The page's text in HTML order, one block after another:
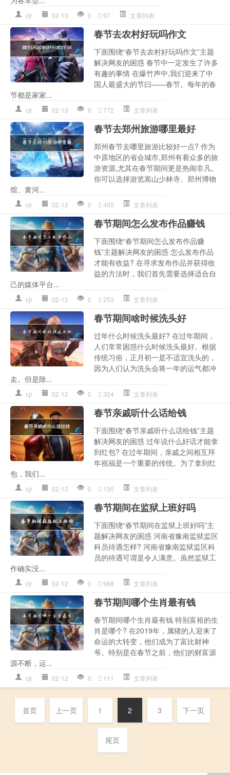
cjr 02-13 0 97 文章列表
春节去农村好玩吗作文
下面围绕“春节去农村好玩吗作文”主题
解决网友的困惑 春节中一定发生了许多
有趣的事情 在爆竹声中,我们迎来了中
国人最盛大的节曰——春节。每年的春
节都是家家...
cjr 02-13 0 772 文章列表
春节去郑州旅游哪里最好
郑州春节去哪里旅游比较好一点? 作为
中原地区的省会城市,郑州有着众多的旅
游资源,尤其在春节期间更是热闹非凡。
你可以选择游览嵩山少林寺、郑州博物
馆、黄河...
cjr 02-12 0 455 文章列表
春节期间怎么发布作品赚钱
下面围绕“春节期间怎么发布作品赚
钱”主题解决网友的困惑 怎么发布作品
才能有收益? 在寻求发布作品并获得收
益的方法时，我们首先需要选择适合自
己的媒体平台...
cjr 02-12 0 253 文章列表
春节期间啥时候洗头好
过年什么时候洗头最好? 在过年期间，
人们常常困惑什么时候洗头最好。根据
传统习俗，正月初一是不适宜洗头的，
因为人们认为洗头会将一年的运气都冲
走。但是除...
cjr 02-12 0 324 文章列表
春节亲戚听什么话给钱
下面围绕“春节亲戚听什么话给钱”主题
解决网友的困惑 过年说什么好话才能拿
到红包? 在过年期间，亲戚之间相互拜
年祝福是一个重要的传统。为了拿到红
包，我们...
cjr 02-12 0 130 文章列表
春节期间在监狱上班好吗
下面围绕“春节期间在监狱上班好吗”主
题解决网友的困惑 河南省豫南监狱监区
科员待遇怎样? 河南省豫南监狱监区科
员的待遇可谓是令人满意。虽然监狱工
作确实没...
cjr 02-12 0 968 文章列表
春节期间哪个生肖最有钱
春节期间哪个生肖最有钱 特别富裕的生
肖是哪个? 在2019年，属猪的人迎来了
命运的大转变，他们成为了富比财神
爷。特别是在春节之前，他们的财富源
源不断，运...
cjr 02-12 0 111 文章列表
首页 上一页 1 2 3 下一页
尾页